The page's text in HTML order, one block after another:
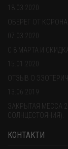
18.03.2020
ОБЕРЕГ ОТ
07.03.2020
С 8 МАРТА И
ОТЗЫВ О
13.06.2019
ЗАКРЫТАЯ МЕССА
СОЛНЦЕСТОЯНИЯ).
КОНТАКТИ